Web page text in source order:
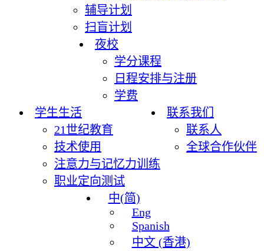
辅导计划
扫盲计划
夜校
学分课程
日程安排与注册
学费
学生生活
21世纪教育
技术使用
注意力与记忆力训练
职业定向测试
联系我们
联系人
全球合作伙伴
中(简)
Eng
Spanish
中文 (香港)